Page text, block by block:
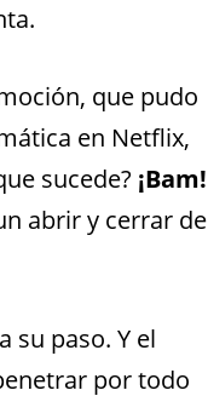
que pudo
en Netflix,
sucede? ¡Bam!
abrir y cerrar de
su paso. Y el
por todo